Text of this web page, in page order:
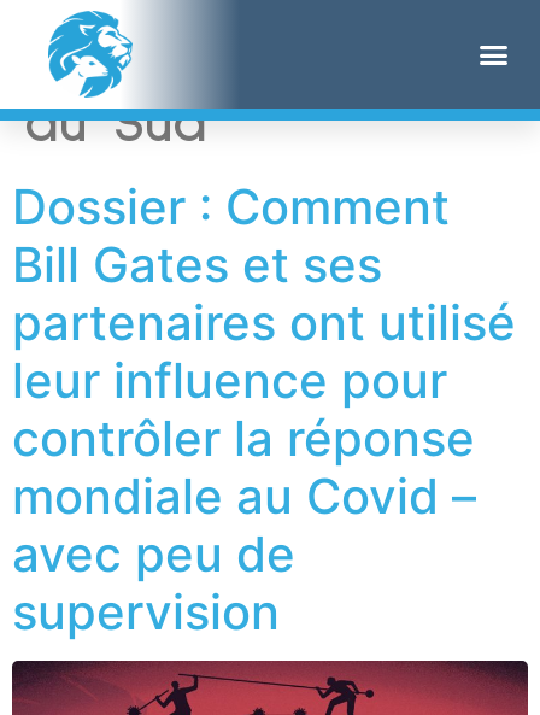
Étiquette :
Afrique
du Sud
Dossier : Comment
Bill Gates et ses
partenaires ont utilisé
leur influence pour
contrôler la réponse
mondiale au Covid –
avec peu de
supervision